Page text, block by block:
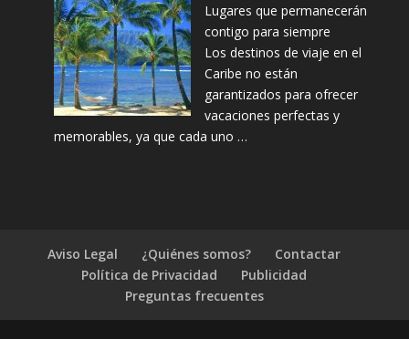
Lugares que permanecerán
contigo para siempre
Los destinos de viaje en el
Caribe no están
garantizados para ofrecer
vacaciones perfectas y
memorables, ya que cada uno …
Aviso Legal ¿Quiénes somos?
Contactar
Política de Privacidad
Publicidad
Preguntas frecuentes